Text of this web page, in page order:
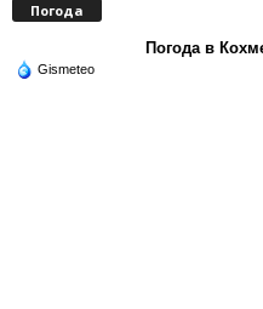
Погода
Погода в
Gismeteo